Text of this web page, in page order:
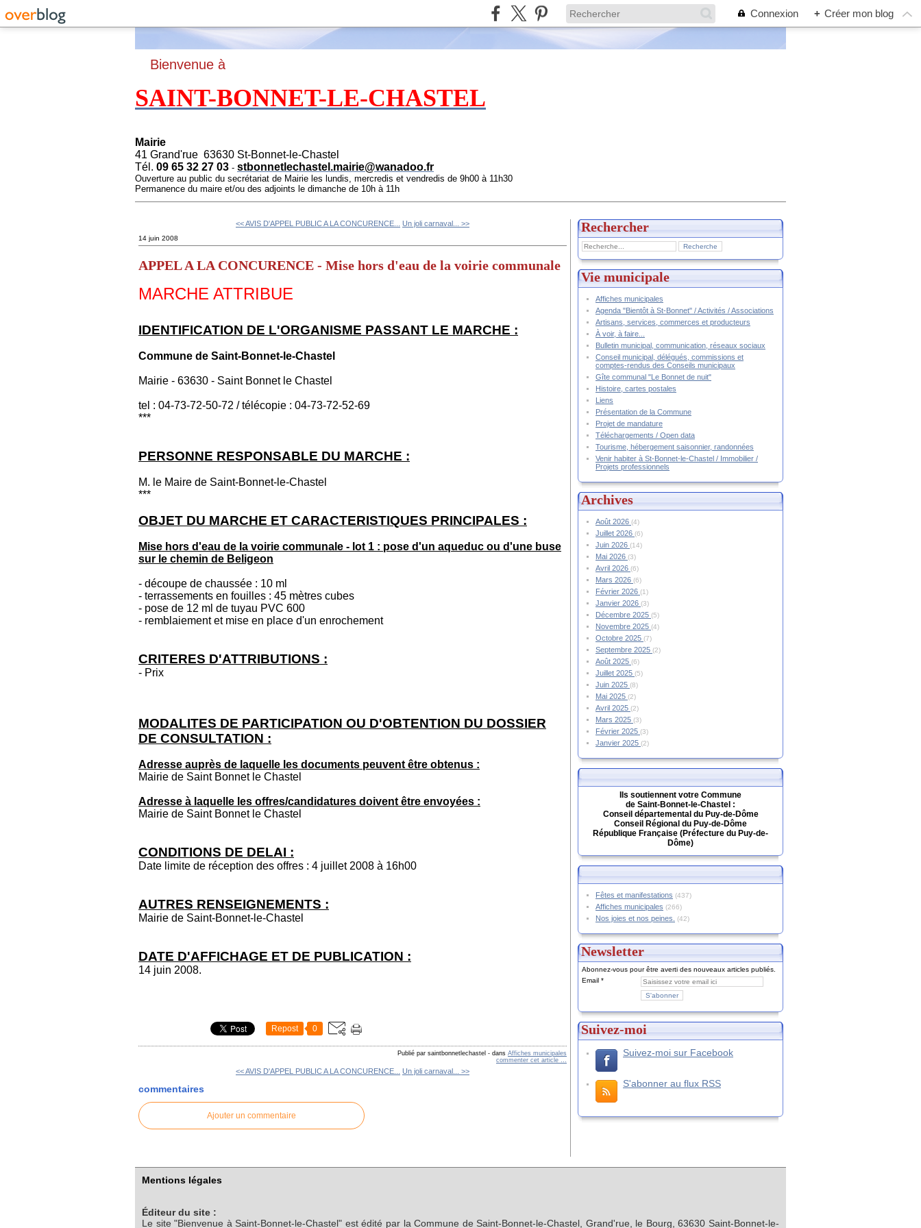
Connexion + Créer mon blog
Bienvenue à
SAINT-BONNET-LE-CHASTEL
Mairie
41 Grand'rue 63630 St-Bonnet-le-Chastel
Tél. 09 65 32 27 03 - stbonnetlechastel.mairie@wanadoo.fr
Ouverture au public du secrétariat de Mairie les lundis, mercredis et vendredis de 9h00 à 11h30
Permanence du maire et/ou des adjoints le dimanche de 10h à 11h
<< AVIS D'APPEL PUBLIC A LA CONCURENCE... Un joli carnaval... >>
14 juin 2008
APPEL A LA CONCURENCE - Mise hors d'eau de la voirie communale
MARCHE ATTRIBUE
IDENTIFICATION DE L'ORGANISME PASSANT LE MARCHE :
Commune de Saint-Bonnet-le-Chastel
Mairie - 63630 - Saint Bonnet le Chastel
tel : 04-73-72-50-72 / télécopie : 04-73-72-52-69
***
PERSONNE RESPONSABLE DU MARCHE :
M. le Maire de Saint-Bonnet-le-Chastel
***
OBJET DU MARCHE ET CARACTERISTIQUES PRINCIPALES :
Mise hors d'eau de la voirie communale - lot 1 : pose d'un aqueduc ou d'une buse
sur le chemin de Beligeon
- découpe de chaussée : 10 ml
- terrassements en fouilles : 45 mètres cubes
- pose de 12 ml de tuyau PVC 600
- remblaiement et mise en place d'un enrochement
CRITERES D'ATTRIBUTIONS :
- Prix
MODALITES DE PARTICIPATION OU D'OBTENTION DU DOSSIER
DE CONSULTATION :
Adresse auprès de laquelle les documents peuvent être obtenus :
Mairie de Saint Bonnet le Chastel
Adresse à laquelle les offres/candidatures doivent être envoyées :
Mairie de Saint Bonnet le Chastel
CONDITIONS DE DELAI :
Date limite de réception des offres : 4 juillet 2008 à 16h00
AUTRES RENSEIGNEMENTS :
Mairie de Saint-Bonnet-le-Chastel
DATE D'AFFICHAGE ET DE PUBLICATION :
14 juin 2008.
Repost 0
Publié par saintbonnetlechastel - dans Affiches municipales
commenter cet article …
<< AVIS D'APPEL PUBLIC A LA CONCURENCE... Un joli carnaval... >>
commentaires
Ajouter un commentaire
Rechercher
Vie municipale
Affiches municipales
Agenda "Bientôt à St-Bonnet" / Activités / Associations
Artisans, services, commerces et producteurs
À voir, à faire...
Bulletin municipal, communication, réseaux sociaux
Conseil municipal, délégués, commissions et
comptes-rendus des Conseils municipaux
Gîte communal "Le Bonnet de nuit"
Histoire, cartes postales
Liens
Présentation de la Commune
Projet de mandature
Téléchargements / Open data
Tourisme, hébergement saisonnier, randonnées
Venir habiter à St-Bonnet-le-Chastel / Immobilier /
Projets professionnels
Archives
Août 2026 (4)
Juillet 2026 (6)
Juin 2026 (14)
Mai 2026 (3)
Avril 2026 (6)
Mars 2026 (6)
Février 2026 (1)
Janvier 2026 (3)
Décembre 2025 (5)
Novembre 2025 (4)
Octobre 2025 (7)
Septembre 2025 (2)
Août 2025 (6)
Juillet 2025 (5)
Juin 2025 (8)
Mai 2025 (2)
Avril 2025 (2)
Mars 2025 (3)
Février 2025 (3)
Janvier 2025 (2)
Ils soutiennent votre Commune
de Saint-Bonnet-le-Chastel :
Conseil départemental du Puy-de-Dôme
Conseil Régional du Puy-de-Dôme
République Française (Préfecture du Puy-de-
Dôme)
Fêtes et manifestations (437)
Affiches municipales (266)
Nos joies et nos peines. (42)
Newsletter
Abonnez-vous pour être averti des nouveaux articles publiés.
Email
Suivez-moi
Suivez-moi sur Facebook
S'abonner au flux RSS
Mentions légales
Éditeur du site :
Le site "Bienvenue à Saint-Bonnet-le-Chastel" est édité par la Commune de Saint-Bonnet-le-Chastel, Grand'rue, le Bourg, 63630 Saint-Bonnet-le-